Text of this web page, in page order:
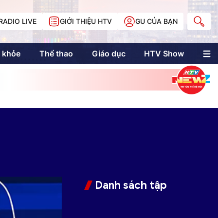
LIVE GIỚI THIỆU HTV GU CỦA BẠN
khỏe Thể thao Giáo dục HTV Show
Multimedia
Multiform
Danh sách tập